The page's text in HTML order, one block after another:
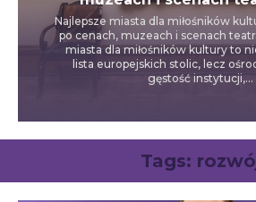
Najlepsze miasta dla miłośników
po cenach, muzeach i scenach
miasta dla miłośników kultury to
lista europejskich stolic, lecz
gęstość instytucji,...
Tags: